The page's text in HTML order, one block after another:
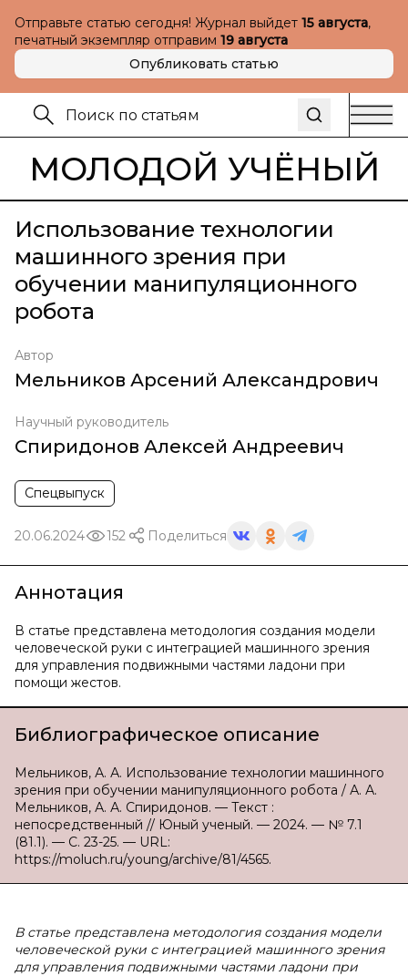
Отправьте статью сегодня! Журнал выйдет 15 августа,
печатный экземпляр отправим 19 августа
Опубликовать статью
МОЛОДОЙ УЧЁНЫЙ
Использование технологии
машинного зрения при
обучении манипуляционного
робота
Автор
Мельников Арсений Александрович
Научный руководитель
Спиридонов Алексей Андреевич
Спецвыпуск
20.06.2024 152 Поделиться
Аннотация
В статье представлена методология создания модели
человеческой руки с интеграцией машинного зрения
для управления подвижными частями ладони при
помощи жестов.
Библиографическое описание
Мельников, А. А. Использование технологии машинного
зрения при обучении манипуляционного робота / А. А.
Мельников, А. А. Спиридонов. — Текст :
непосредственный // Юный ученый. — 2024. — № 7.1
(81.1). — С. 23-25. — URL:
https://moluch.ru/young/archive/81/4565.
В статье представлена методология создания модели
человеческой руки с интеграцией машинного зрения
для управления подвижными частями ладони при